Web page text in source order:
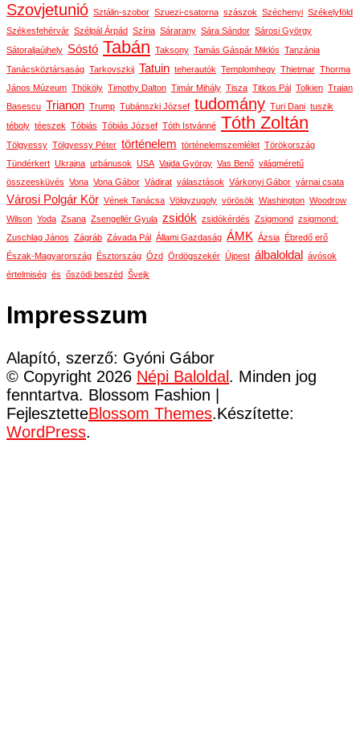
Szovjetunió Sztálin-szobor Szuezi-csatorna szászok Széchenyi Székelyföld
Székesfehérvár Szélpál Árpád Szíria Sárarany Sára Sándor Sárosi György
Sátoraljaújhely Sóstó Tabán Taksony Tamás Gáspár Miklós Tanzánia
Tanácsköztársaság Tarkovszkij Tatuin teherautók Templomhegy Thietmar Thorma
János Múzeum Thököly Timothy Dalton Timár Mihály Tisza Titkos Pál Tolkien Traian
Basescu Trianon Trump Tubánszki József tudomány Turi Dani tuszik
téboly téeszek Tóbiás Tóbiás József Tóth Istvánné Tóth Zoltán
Tölgyessy Tölgyessy Péter történelem történelemszemlélet Törökország
Tündérkert Ukrajna urbánusok USA Vajda György Vas Benő világméretű
összeesküvés Vona Vona Gábor Vádirat választások Várkonyi Gábor várnai csata
Városi Polgár Kör Vének Tanácsa Völgyzugoly vörösök Washington Woodrow
Wilson Yoda Zsana Zsengellér Gyula zsidók zsidókérdés Zsigmond zsigmond:
Zuschlag János Zágráb Závada Pál Állami Gazdaság ÁMK Ázsia Ébredő erő
Észak-Magyarország Észtország Ózd Ördögszekér Újpest álbaloldal
ávósok
értelmiség és őszödi beszéd Švejk
Impresszum
Alapító, szerző: Gyóni Gábor
© Copyright 2026 Népi Baloldal . Minden jog
fenntartva. Blossom Fashion |
FejlesztetteBlossom Themes.Készítette:
WordPress.